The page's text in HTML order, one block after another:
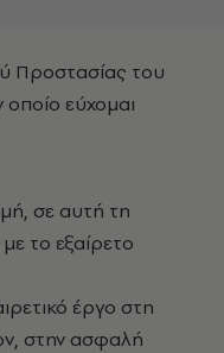
Προστασίας του
εύχομαι
σε αυτή τη
το εξαίρετο
έργο στη
στην ασφαλή